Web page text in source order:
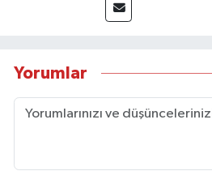
akademik
Taşköprü Postası
Yorumlar